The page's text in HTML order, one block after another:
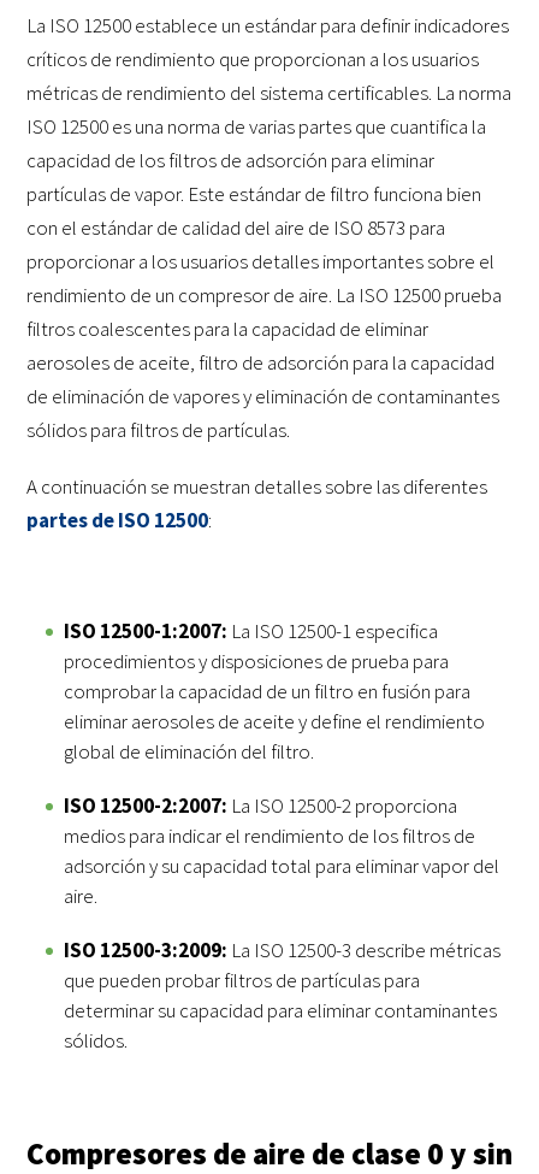
La ISO 12500 establece un estándar para definir indicadores
críticos de rendimiento que proporcionan a los usuarios
métricas de rendimiento del sistema certificables. La norma
ISO 12500 es una norma de varias partes que cuantifica la
capacidad de los filtros de adsorción para eliminar
partículas de vapor. Este estándar de filtro funciona bien
con el estándar de calidad del aire de ISO 8573 para
proporcionar a los usuarios detalles importantes sobre el
rendimiento de un compresor de aire. La ISO 12500 prueba
filtros coalescentes para la capacidad de eliminar
aerosoles de aceite, filtro de adsorción para la capacidad
de eliminación de vapores y eliminación de contaminantes
sólidos para filtros de partículas.
A continuación se muestran detalles sobre las diferentes
partes de ISO 12500:
ISO 12500-1:2007: La ISO 12500-1 especifica
procedimientos y disposiciones de prueba para
comprobar la capacidad de un filtro en fusión para
eliminar aerosoles de aceite y define el rendimiento
global de eliminación del filtro.
ISO 12500-2:2007: La ISO 12500-2 proporciona
medios para indicar el rendimiento de los filtros de
adsorción y su capacidad total para eliminar vapor del
aire.
ISO 12500-3:2009: La ISO 12500-3 describe métricas
que pueden probar filtros de partículas para
determinar su capacidad para eliminar contaminantes
sólidos.
Compresores de aire de clase 0 y sin